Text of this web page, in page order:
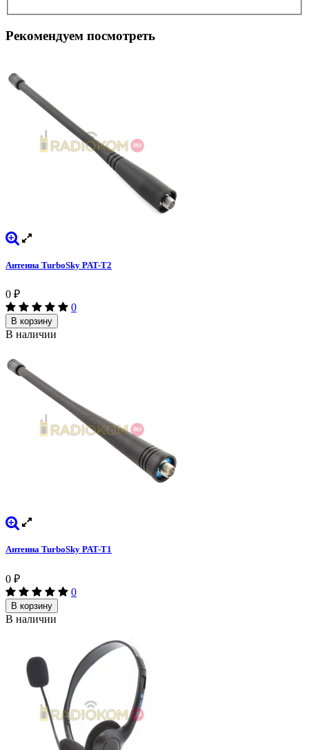
Рекомендуем посмотреть
Антенна TurboSky PAT-T2
0 ₽
0
В корзину
В наличии
Антенна TurboSky PAT-T1
0 ₽
0
В корзину
В наличии